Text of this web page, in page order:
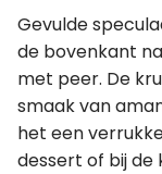
Gevulde
de bovenkant
met peer. De
smaak van
het een
dessert of bij de